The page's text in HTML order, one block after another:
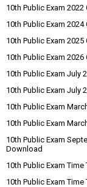
10th Public Exam
10th Public Exam
10th Public Exam
10th Public Exam
10th Public Exam July
10th Public Exam July
10th Public Exam
10th Public Exam
10th Public Exam
Download
10th Public Exam Time
10th Public Exam Time